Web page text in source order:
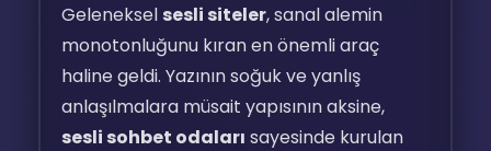
Geleneksel sesli siteler, sanal alemin
monotonluğunu kıran en önemli araç
haline geldi. Yazının soğuk ve yanlış
anlaşılmalara müsait yapısının aksine,
sesli sohbet odaları sayesinde kurulan